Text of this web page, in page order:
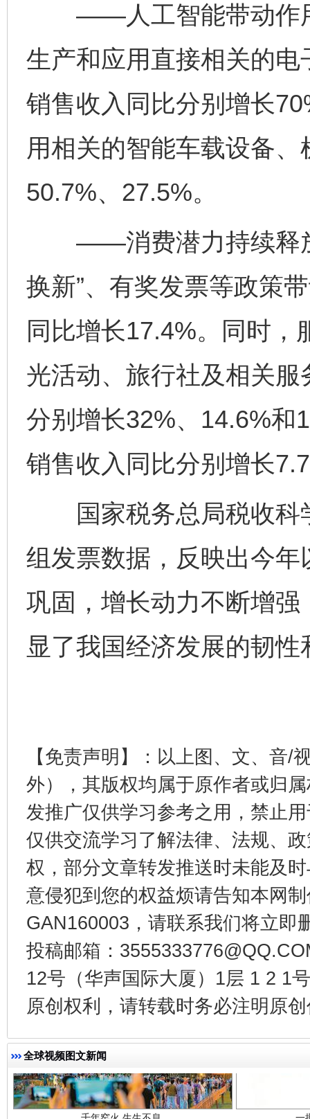
——人工智能带动作用
生产和应用直接相关的
销售收入同比分别增长
用相关的智能车载设备
50.7%、27.5%。
——消费潜力持续释放
换新”、有奖发票等政策
同比增长17.4%。同时，
光活动、旅行社及相关
分别增长32%、14.6%和
销售收入同比分别增长
国家税务总局税收科
组发票数据，反映出今
巩固，增长动力不断增
显了我国经济发展的韧性
【免责声明】：以上图、文、音/
外），其版权均属于原作者或归
发推广仅供学习参考之用，禁止
仅供交流学习了解法律、法规、
权，部分文章转发推送时未能及
意侵犯到您的权益烦请告知本网
GAN160003，请联系我们将立即
投稿邮箱：
12号（华声国际大厦）1层 1 2 1
原创权利，请转载时务必注明原
全球视频图文新闻
东山县通报“牛蛙产品抗生素超标问题”
千年窑火 生生不息 一